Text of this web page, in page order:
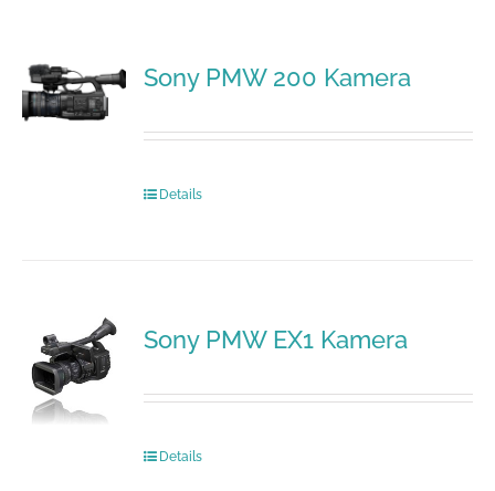
Sony PMW 200 Kamera
Details
Sony PMW EX1 Kamera
Details